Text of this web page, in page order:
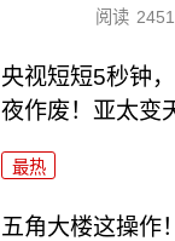
阅读
央视短短5秒钟
夜作废！亚太变
最热
五角大楼这操作